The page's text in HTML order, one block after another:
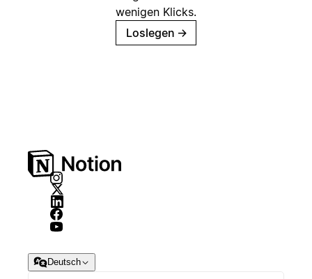
wenigen Klicks.
Loslegen →
Deutsch